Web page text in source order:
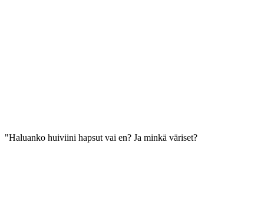
"Haluanko huiviini hapsut vai en? Ja minkä väriset?